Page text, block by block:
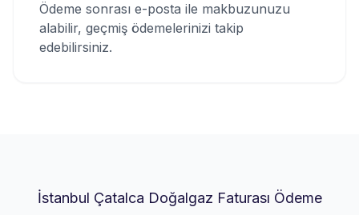
Ödeme sonrası e-posta ile makbuzunuzu
alabilir, geçmiş ödemelerinizi takip
edebilirsiniz.
İstanbul Çatalca Doğalgaz Faturası Ödeme